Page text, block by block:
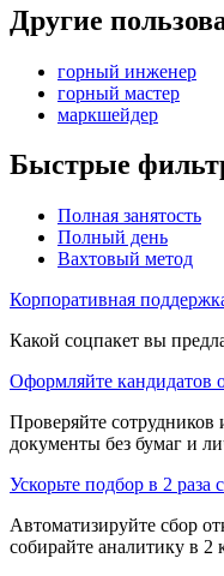
Другие
горный инженер
горный мастер
маркшейдер
Быстрые
Полная занятость
Полный день
Вахтовый метод
Корпоративная
Какой соцпакет вы
Оформляйте кандидатов
Проверяйте
документы без бумаг и
Ускорьте подбор в 2 раза
Автоматизируйте сбор
собирайте аналитику в 2